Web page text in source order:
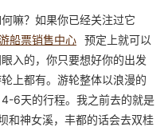
嘛？如果你已经关注过它
船票销售中心 预定上就可以
入的，你只要想好你的出发
上都有。游轮整体以浪漫的
6天的行程。我之前去的就是
和神女溪，丰都的话会去双桂